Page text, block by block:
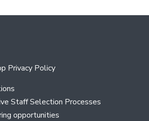
Privacy Policy
Staff Selection Processes
opportunities